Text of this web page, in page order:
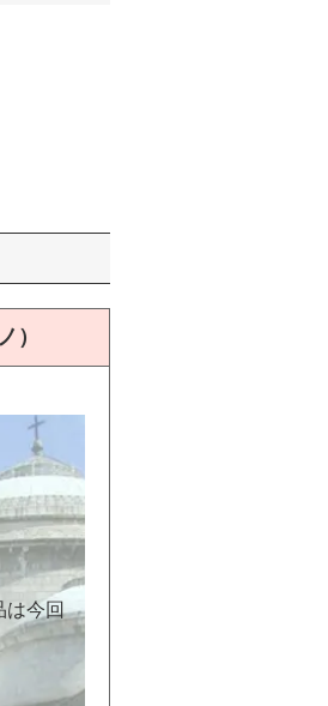
）
は今回